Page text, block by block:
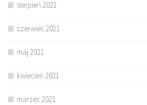
sierpień 2021
czerwiec 2021
maj 2021
kwiecień 2021
marzec 2021